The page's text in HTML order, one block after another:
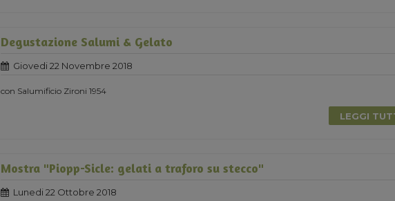
Degustazione Salumi & Gelato
Giovedi 22 Novembre 2018
con Salumificio Zironi 1954
LEGGI
Mostra "Piopp-Sicle: gelati a traforo su stecco"
Lunedi 22 Ottobre 2018